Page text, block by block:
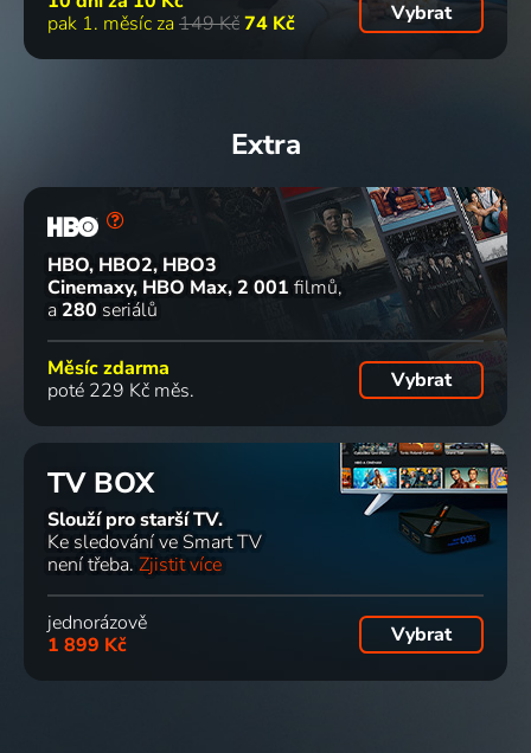
pak 1. měsíc za 149 Kč74 Kč Vybrat
Extra
HBO, HBO2, HBO3
Cinemaxy, HBO Max 2 001 filmů
a 280 seriálů
Měsíc zdarma
poté 229 Kč měs.
Vybrat
TV BOX
Slouží pro starší TV.
Ke sledování ve Smart TV
není třeba. Zjistit více
jednorázově
1 899 Kč
Vybrat